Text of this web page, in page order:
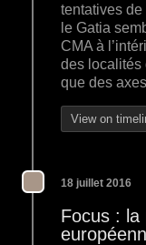
tentatives
le Gatia
CMA à
des localités
que des
View on
18 juillet 2016
Focus : la